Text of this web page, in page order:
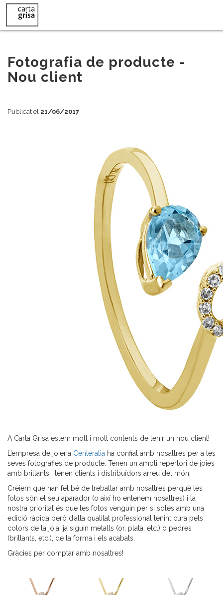
615x2025px
Fotografia de producte -
Nou client
Publicat el 21/06/2017
A Carta Grisa estem molt i molt contents de tenir un nou client!
L’empresa de joieria Centeralia ha confiat amb nosaltres per a les
seves fotografies de producte. Tenen un ampli repertori de joies
amb brillants i tenen clients i distribuïdors arreu del món.
Creiem que han fet bé de treballar amb nosaltres perquè les
fotos són el seu aparador (o així ho entenem nosaltres) i la
nostra prioritat és que les fotos venguin per si soles amb una
edició ràpida però d’alta qualitat professional tenint cura pels
colors de la joia, ja siguin metalls (or, plata, etc.) o pedres
(brillants, etc.), de la forma i els acabats.
Gràcies per comptar amb nosaltres!